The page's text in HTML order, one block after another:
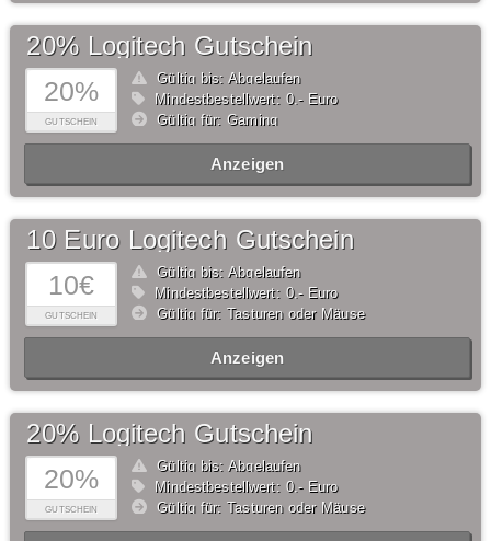
20%
GUTSCHEIN
20% Logitech Gutschein
Gültig bis: Abgelaufen
Mindestbestellwert: 0,- Euro
Gültig für: Gaming
Anzeigen
10€
GUTSCHEIN
10 Euro Logitech Gutschein
Gültig bis: Abgelaufen
Mindestbestellwert: 0,- Euro
Gültig für: Tasturen oder Mäuse
Anzeigen
20%
GUTSCHEIN
20% Logitech Gutschein
Gültig bis: Abgelaufen
Mindestbestellwert: 0,- Euro
Gültig für: Tasturen oder Mäuse